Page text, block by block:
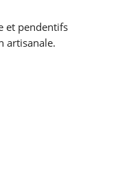
et pendentifs
artisanale.